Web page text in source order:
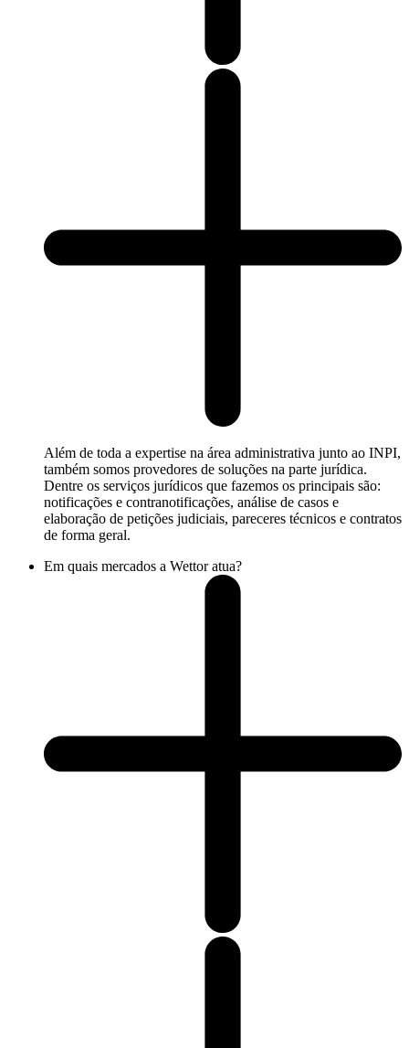
Além de toda a expertise na área administrativa junto ao INPI,
também somos provedores de soluções na parte jurídica.
Dentre os serviços jurídicos que fazemos os principais são:
notificações e contranotificações, análise de casos e
elaboração de petições judiciais, pareceres técnicos e contratos
de forma geral.
Em quais mercados a Wettor atua?